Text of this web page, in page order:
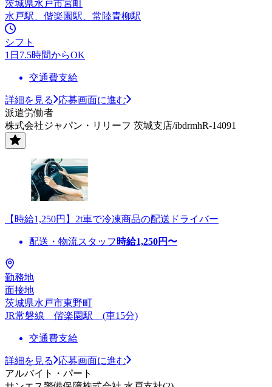
茨城県水戸市宮町
水戸駅、偕楽園駅、常陸青柳駅
シフト
1日7.5時間からOK
交通費支給
詳細を見る
応募画面に進む
派遣労働者
株式会社ジャパン・リリーフ 茨城支店/ibdrmhR-14091
【時給1,250円】2t車で冷凍商品の配送ドライバー
配送・物流スタッフ 時給1,250円〜
勤務地
面接地
茨城県水戸市東野町
JR常磐線 偕楽園駅 (車15分)
交通費支給
詳細を見る
応募画面に進む
アルバイト・パート